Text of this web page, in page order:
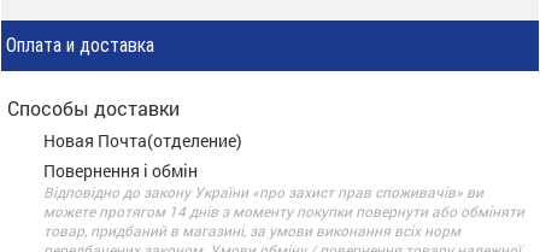
Оплата и доставка
Способы доставки
Новая Почта(отделение)
Повернення і обмін
Відповідно до закону України «про захист прав споживачів» ви
можете протягом 14 днів з моменту покупки повернути або обміняти
товар, придбаний в магазині, за умови виконання всіх норм